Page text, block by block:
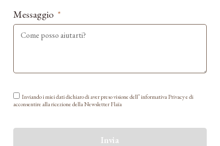
Messaggio
Inviando i miei dati dichiaro di aver preso visione dell’ informativa Privacy e di
acconsentire alla ricezione della Newsletter Flaïa
Invia